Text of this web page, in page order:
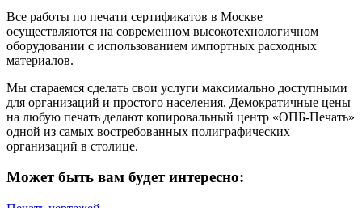
Все работы по печати сертификатов в Москве
осуществляются на современном высокотехнологичном
оборудовании с использованием импортных расходных
материалов.
Мы стараемся сделать свои услуги максимально доступными
для организаций и простого населения. Демократичные цены
на любую печать делают копировальный центр «ОПБ-Печать»
одной из самых востребованных полиграфических
организаций в столице.
Может быть вам будет интересно: